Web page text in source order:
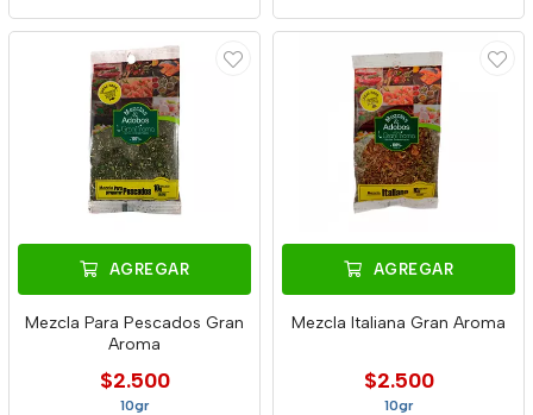
AGREGAR
Mezcla Para Pescados Gran
Aroma
$2.500
10gr
AGREGAR
Mezcla Italiana Gran Aroma
$2.500
10gr